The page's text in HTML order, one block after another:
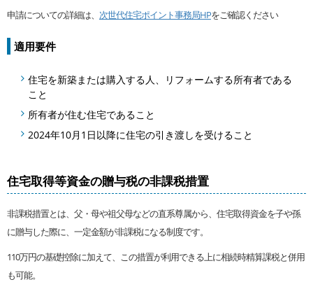
申請についての詳細は、 次世代住宅ポイント事務局HPをご確認ください
適用要件
住宅を新築または購入する人、リフォームする所有者である
こと
所有者が住む住宅であること
2024年10月1日以降に住宅の引き渡しを受けること
住宅取得等資金の贈与税の非課税措置
非課税措置とは、父・母や祖父母などの直系尊属から、住宅取得資金を子や孫
に贈与した際に、一定金額が非課税になる制度です。
110万円の基礎控除に加えて、この措置が利用できる上に相続時精算課税と併用
も可能。